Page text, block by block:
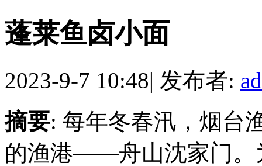
蓬莱鱼卤小面
2023-9-7 10:48| 发布者:
摘要: 每年冬春汛，烟台
的渔港——舟山沈家门。